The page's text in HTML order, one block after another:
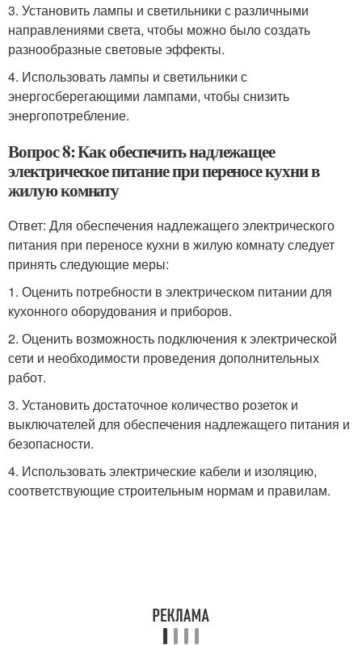
3. Установить лампы и светильники с различными
направлениями света, чтобы можно было создать
разнообразные световые эффекты.
4. Использовать лампы и светильники с
энергосберегающими лампами, чтобы снизить
энергопотребление.
Вопрос 8: Как обеспечить надлежащее
электрическое питание при переносе кухни в
жилую комнату
Ответ: Для обеспечения надлежащего электрического
питания при переносе кухни в жилую комнату следует
принять следующие меры:
1. Оценить потребности в электрическом питании для
кухонного оборудования и приборов.
2. Оценить возможность подключения к электрической
сети и необходимости проведения дополнительных
работ.
3. Установить достаточное количество розеток и
выключателей для обеспечения надлежащего питания и
безопасности.
4. Использовать электрические кабели и изоляцию,
соответствующие строительным нормам и правилам.